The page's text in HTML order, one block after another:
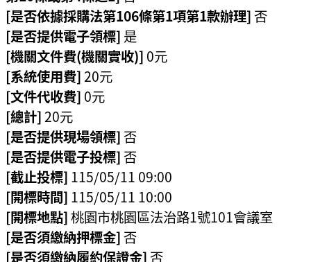
策
網
站
安
全
政
策
政
府
網
站
資
料
[是否依據採購法第106條第1項第1款辦理] 否
[是否提供電子領標] 是
[機關文件費(機關實收)] 0元
[系統使用費] 20元
[文件代收費] 0元
[總計] 20元
[是否提供現場領標] 否
[是否提供電子投標] 否
[截止投標] 115/05/11 09:00
[開標時間] 115/05/11 10:00
[開標地點]桃園市桃園區法治路1號101會議室
[是否須繳納押標金] 否
[是否須繳納履約保證金] 否